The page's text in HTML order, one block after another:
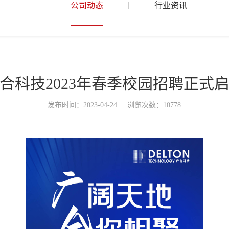
公司动态 行业资讯
科技2023年春季校园招聘正式
发布时间：2023-04-24 浏览次数：10778